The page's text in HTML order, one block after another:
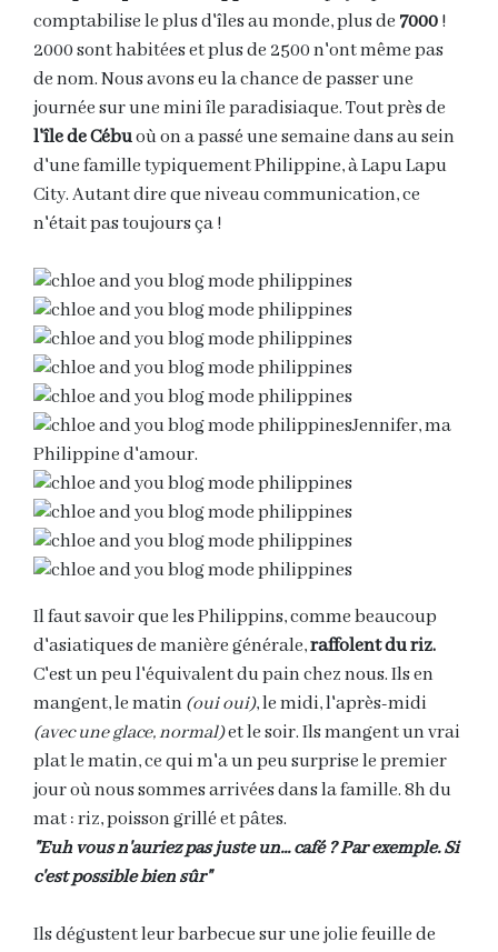
comptabilise le plus d'îles au monde, plus de 7000!
2000 sont habitées et plus de 2500 n'ont même pas
de nom. Nous avons eu la chance de passer une
journée sur une mini île paradisiaque. Tout près de
l'île de Cébuoù on a passé une semaine dans au sein
d'une famille typiquement Philippine, à Lapu Lapu
City. Autant dire que niveau communication, ce
n'était pas toujours ça !
Jennifer, ma
Philippine d'amour.
Il faut savoir que les Philippins, comme beaucoup
d'asiatiques de manière générale,raffolent du riz.
C'est un peu l'équivalent du pain chez nous. Ils en
mangent, le matin(oui oui), le midi, l'après-midi
(avec une glace, normal)et le soir. Ils mangent un vrai
plat le matin, ce qui m'a un peu surprise le premier
jour où nous sommes arrivées dans la famille. 8h du
mat : riz, poisson grillé et pâtes.
"Euh vous n'auriez pas juste un... café ? Par exemple. Si
c'est possible bien sûr"
Ils dégustent leur barbecue sur une jolie feuille de